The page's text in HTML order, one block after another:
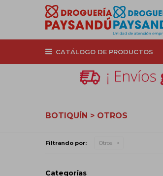
CATÁLOGO DE PRODUCTOS
BOTIQUÍN > OTROS
Filtrando por: Otros
Categorías